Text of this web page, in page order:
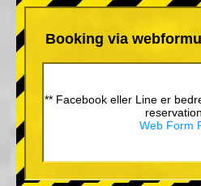
Booking via
** Facebook eller Line er
Web Form